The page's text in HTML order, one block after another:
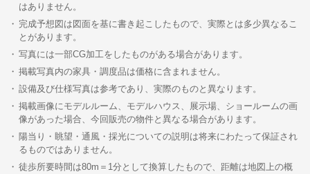
はありません。
完成予想図は図面を基に書き起こしたもので、実際とは多少異なるこ
とがあります。
写真には一部CG加工をしたものがある場合があります。
掲載写真内の家具・調度品は価格に含まれません。
設備及び仕様写真は参考であり、実際のものと異なります。
掲載画像にモデルルーム、モデルハウス、展示場、ショールームの画
像があった場合、今回販売の物件と異なる場合があります。
陽当り・眺望・通風・採光についての説明は将来にわたって保証され
るものではありません。
徒歩所要時間は80m＝1分として換算したもので、距離は地図上の概